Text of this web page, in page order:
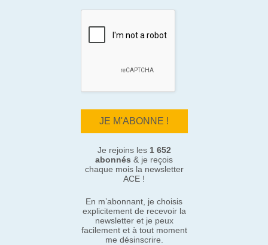
Je rejoins les 1 652
abonnés & je reçois
chaque mois la newsletter
ACE !
En m’abonnant, je choisis
explicitement de recevoir la
newsletter et je peux
facilement et à tout moment
me désinscrire.